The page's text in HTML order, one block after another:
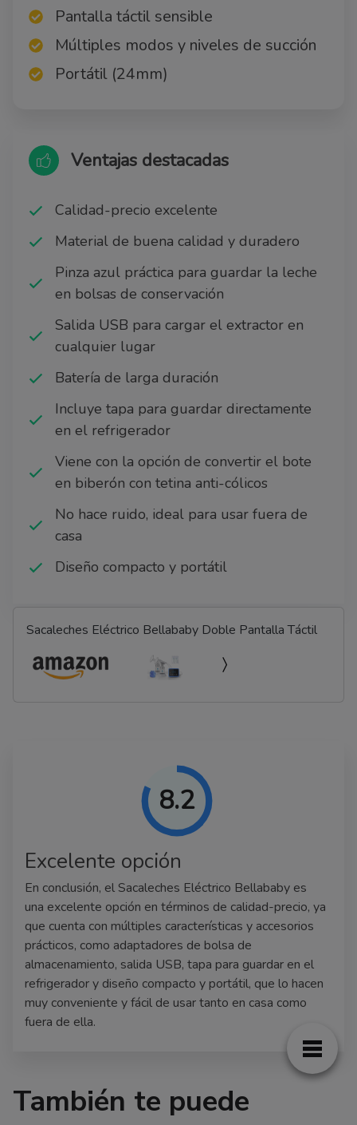
Pantalla táctil sensible
Múltiples modos y niveles de succión
Portátil (24mm)
Ventajas destacadas
Calidad-precio excelente
Material de buena calidad y duradero
Pinza azul práctica para guardar la leche
en bolsas de conservación
Salida USB para cargar el extractor en
cualquier lugar
Batería de larga duración
Incluye tapa para guardar directamente
en el refrigerador
Viene con la opción de convertir el bote
en biberón con tetina anti-cólicos
No hace ruido, ideal para usar fuera de
casa
Diseño compacto y portátil
Sacaleches Eléctrico Bellababy Doble Pantalla Táctil
8.2
Excelente opción
En conclusión, el Sacaleches Eléctrico Bellababy es
una excelente opción en términos de calidad-precio, ya
que cuenta con múltiples características y accesorios
prácticos, como adaptadores de bolsa de
almacenamiento, salida USB, tapa para guardar en el
refrigerador y diseño compacto y portátil, que lo hacen
muy conveniente y fácil de usar tanto en casa como
fuera de ella.
También te puede